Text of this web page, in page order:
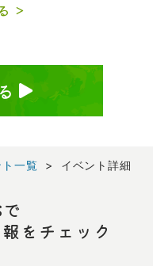
一覧 イベント詳細
をチェック